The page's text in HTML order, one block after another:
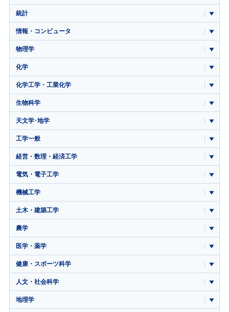
統計
情報・コンピュータ
物理学
化学
化学工学・工業化学
生物科学
天文学･地学
工学一般
経営・数理・経済工学
電気・電子工学
機械工学
土木・建築工学
農学
医学・薬学
健康・スポーツ科学
人文・社会科学
地理学